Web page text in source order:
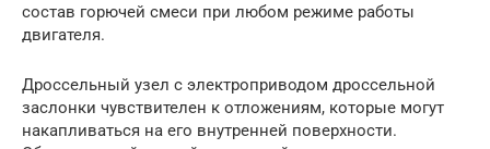
состав горючей смеси при любом режиме работы
двигателя.
Дроссельный узел с электроприводом дроссельной
заслонки чувствителен к отложениям, которые могут
накапливаться на его внутренней поверхности.